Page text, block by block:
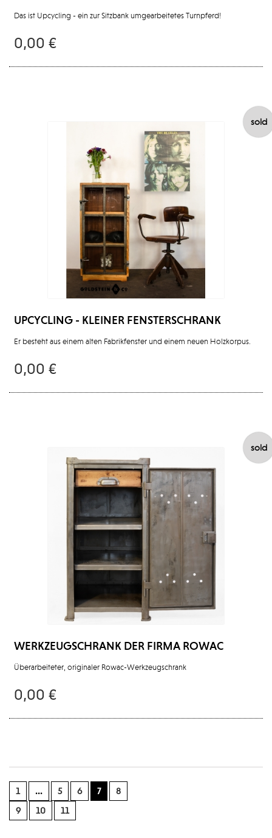
Das ist Upcycling - ein zur Sitzbank umgearbeitetes Turnpferd!
0,00 €
UPCYCLING - KLEINER FENSTERSCHRANK
Er besteht aus einem alten Fabrikfenster und einem neuen Holzkorpus.
0,00 €
sold
WERKZEUGSCHRANK DER FIRMA ROWAC
Überarbeiteter, originaler Rowac-Werkzeugschrank
0,00 €
sold
1 ... 5 6 7 8
9 10 11